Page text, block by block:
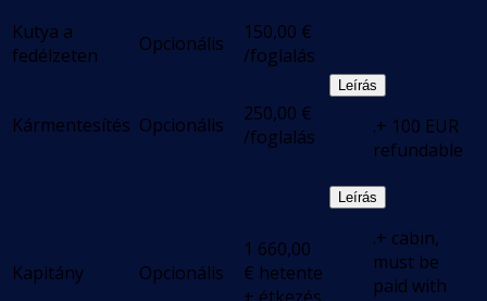
Kutya a
fedélzeten
Opcionális 150,00 €
/foglalás
Kármentesítés Opcionális 250,00 €
/foglalás
Leírás
.+ 100 EUR
refundable
Kapitány Opcionális
1 660,00
€ hetente
Leírás
.+ cabin,
must be
paid with